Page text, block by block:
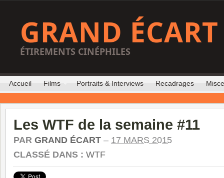
GRAND ÉCART
ÉTIREMENTS CINÉPHILES
Accueil Films Portraits & Interviews Recadrages
Les WTF de la semaine #11
PAR GRAND ÉCART – 17 MARS 2015
CLASSÉ DANS : WTF